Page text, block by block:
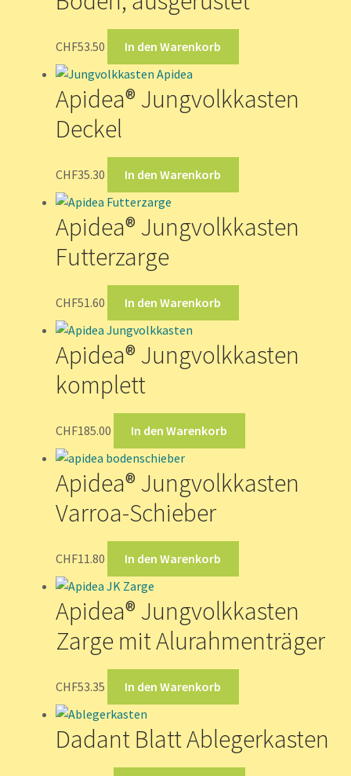
CHF53.50 In den Warenkorb
Apidea® Jungvolkkasten
Deckel
CHF35.30 In den Warenkorb
Apidea® Jungvolkkasten
Futterzarge
CHF51.60 In den Warenkorb
Apidea® Jungvolkkasten
komplett
CHF185.00 In den Warenkorb
Apidea® Jungvolkkasten
Varroa-Schieber
CHF11.80 In den Warenkorb
Apidea® Jungvolkkasten
Zarge mit Alurahmenträger
CHF53.35 In den Warenkorb
Dadant Blatt Ablegerkasten